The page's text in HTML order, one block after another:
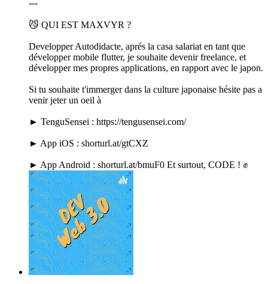
---
😼 QUI EST MAXVYR ?
Developper Autodidacte, aprés la casa salariat en tant que
développer mobile flutter, je souhaite devenir freelance, et
développer mes propres applications, en rapport avec le japon.
Si tu souhaite t'immerger dans la culture japonaise hésite pas a
venir jeter un oeil à
► TenguSensei : https://tengusensei.com/
► App iOS : shorturl.at/gtCXZ
► App Android : shorturl.at/bmuF0 Et surtout, CODE ! ✊